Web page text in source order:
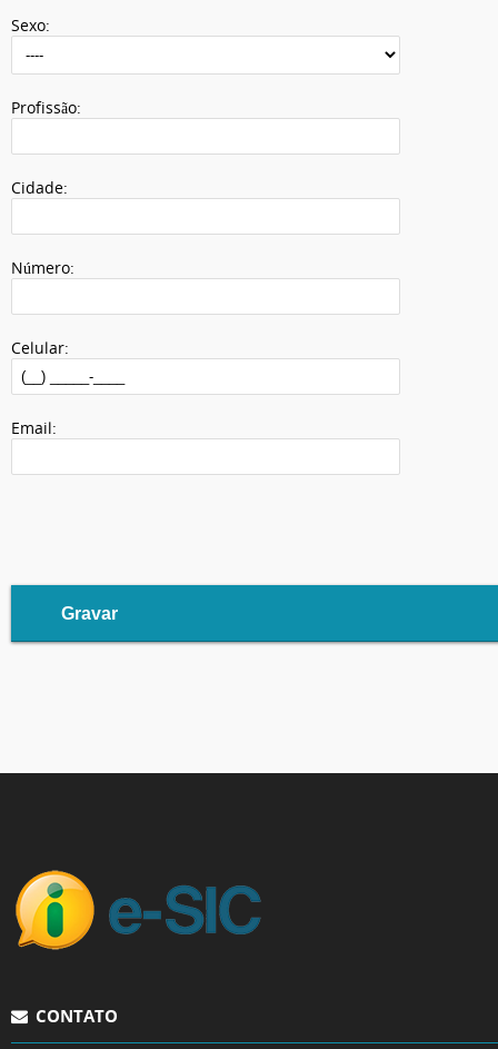
Sexo:
Profissão:
Cidade:
Número:
Celular:
Email:
CONTATO